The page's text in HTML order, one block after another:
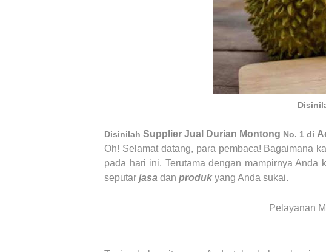
Disinilah Supplier Jual Durian Montong No. 1 di
Oh! Selamat datang, para pembaca! Bagaimana
pada hari ini. Terutama dengan mampirnya Anda
seputar jasa dan produk yang Anda sukai.
Pelayanan